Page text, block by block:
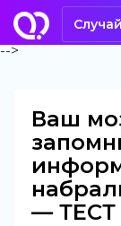
-->
Ваш
— ТЕСТ